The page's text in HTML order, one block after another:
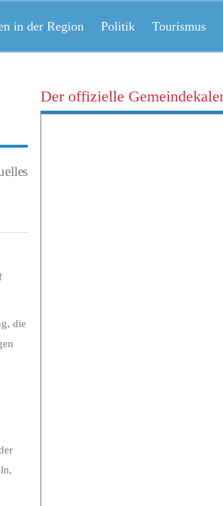
in der Region Politik Tourismus
die
Der offizielle